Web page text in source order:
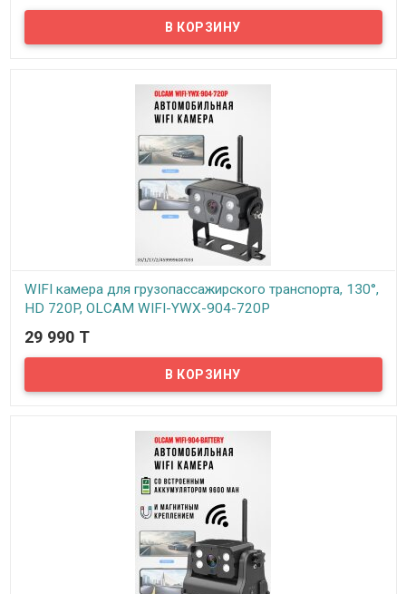
Предлагаем WIFI камеры бокового вида для грузопассажирского
WIFI камера для грузопассажирского транспорта, 130°,
HD 720P, OLCAM WIFI-YWX-904-720P
В наличии
Предлагаем WIFI камеры для грузопассажирского транспорта,
130°, HD 720P, OLCAM WIFI-YWX-904-720P..
29 990 T